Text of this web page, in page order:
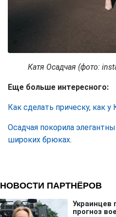
Катя Осадчая (фото:
Еще больше интересного:
Как сделать прическу, как у
Осадчая покорила
широких брюках.